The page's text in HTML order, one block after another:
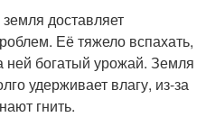
доставляет
Её тяжело вспахать,
ней богатый урожай. Земля
удерживает влагу, из-за
гнить.